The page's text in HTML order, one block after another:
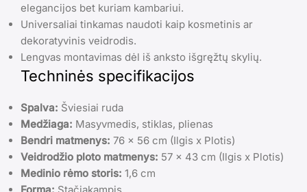
elegancijos bet kuriam kambariui.
Universaliai tinkamas naudoti kaip kosmetinis ar
dekoratyvinis veidrodis.
Lengvas montavimas dėl iš anksto išgręžtų skylių.
Techninės specifikacijos
Spalva: Šviesiai ruda
Medžiaga: Masyvmedis, stiklas, plienas
Bendri matmenys: 76 x 56 cm (Ilgis x Plotis)
Veidrodžio ploto matmenys: 57 x 43 cm (Ilgis x Plotis)
Medinio rėmo storis: 1,6 cm